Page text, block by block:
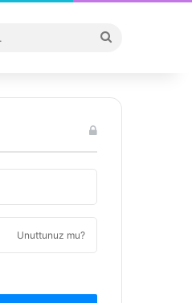
...
Unuttunuz mu?